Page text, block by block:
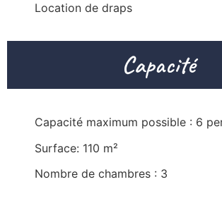
Location de draps
Capacité
Capacité maximum possible : 6
Surface: 110 m²
Nombre de chambres : 3